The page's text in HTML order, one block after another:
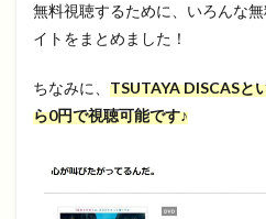
無料視聴するために、いろんな
イトをまとめました！
ちなみに、 TSUTAYA DISCASと
ら0円で視聴可能です♪